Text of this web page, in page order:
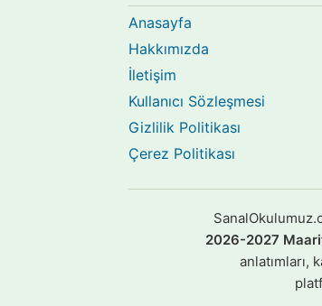
Anasayfa
Hakkımızda
İletişim
Kullanıcı Sözleşmesi
Gizlilik Politikası
Çerez Politikası
2026-2027
anlatımları,